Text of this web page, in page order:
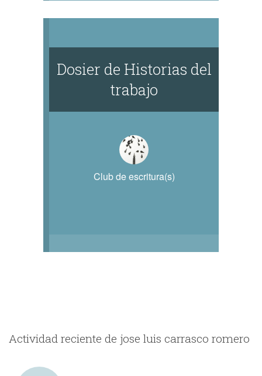
Dosier de Historias del
trabajo
Club de escritura(s)
Actividad reciente de jose luis carrasco romero